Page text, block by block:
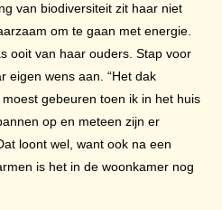
van biodiversiteit zit haar niet
om te gaan met energie.
ooit van haar ouders. Stap voor
eigen wens aan. “Het dak
gebeuren toen ik in het huis
op en meteen zijn er
loont wel, want ook na een
is het in de woonkamer nog